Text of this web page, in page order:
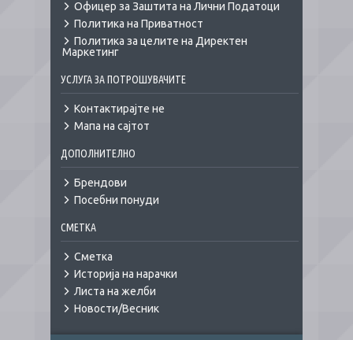
Офицер за Заштита на Лични Податоци
Политика на Приватност
Политика за целите на Директен
Маркетинг
УСЛУГА ЗА ПОТРОШУВАЧИТЕ
Контактирајте не
Мапа на сајтот
ДОПОЛНИТЕЛНО
Брендови
Посебни понуди
СМЕТКА
Сметка
Историја на нарачки
Листа на желби
Новости/Весник